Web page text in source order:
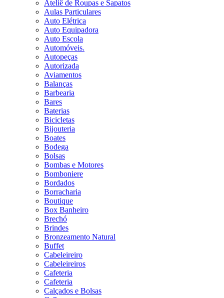
Ateliê de Roupas e Sapatos
Aulas Particulares
Auto Elétrica
Auto Equipadora
Auto Escola
Automóveis.
Autopeças
Autorizada
Aviamentos
Balanças
Barbearia
Bares
Baterias
Bicicletas
Bijouteria
Boates
Bodega
Bolsas
Bombas e Motores
Bomboniere
Bordados
Borracharia
Boutique
Box Banheiro
Brechó
Brindes
Bronzeamento Natural
Buffet
Cabeleireiro
Cabeleireiros
Cafeteria
Cafeteria
Calçados e Bolsas